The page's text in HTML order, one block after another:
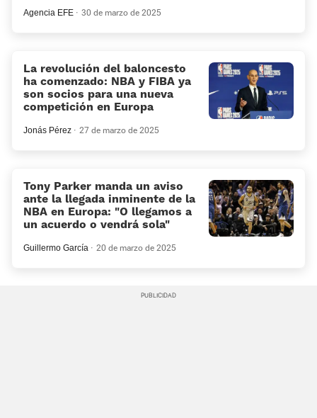
Agencia EFE 30 de marzo de 2025
La revolución del baloncesto
ha comenzado: NBA y FIBA ya
son socios para una nueva
competición en Europa
Jonás Pérez 27 de marzo de 2025
Tony Parker manda un aviso
ante la llegada inminente de la
NBA en Europa: “O llegamos a
un acuerdo o vendrá sola”
Guillermo García 20 de marzo de 2025